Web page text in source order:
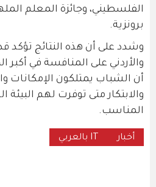
الفلسطيني، وجائزة المعلم
برونزية.
وشدد على أن هذه النتائج تؤكد
والأردني على المنافسة في أكبر
أن الشباب يمتلكون الإمكانات
والابتكار متى توفرت لهم البيئة
المناسب.
أخبار IT بالعربي